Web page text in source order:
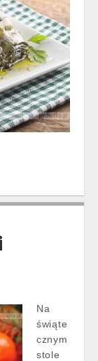
Na
świąte
cznym
stole